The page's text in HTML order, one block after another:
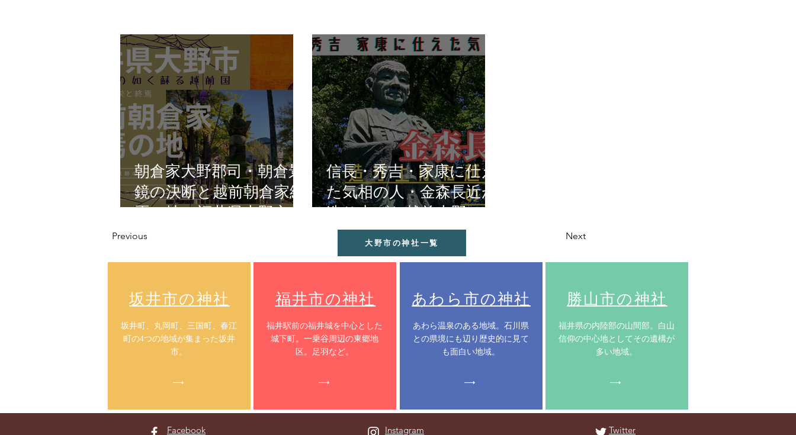
朝倉家大野郡司・朝倉景
鏡の決断と越前朝倉家終
焉の地・福井県大野市
信長・秀吉・家康に仕え
た気相の人・金森長近が
造り上げた越前大野の城
下町
Previous
大野市の神社一覧
Next
​坂井市の神社
​坂井町、丸岡町、三国町、春江
町の4つの地域が集まった坂井
市。
福井市の神社
​福井駅前の福井城を中心とした
城下町。一乗谷周辺の東郷地
区。足羽など。
あわら市の神社
​あわら温泉のある地域。石川県
との県境にも辺り歴史的に見て
も面白い地域。
​勝山市の神社
​福井県の内陸部の山間部。白山
信仰の中心地としてその遺構が
多い地域。
Facebook Instagram Twitter